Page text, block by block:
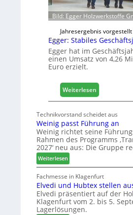
f
f
n
e
t
L
o
s
t
k
b
e
r
h
Bild: Egger Holzwerkstoffe
Jahresergebnis vorgestellt
Egger: Stabiles
Egger hat im
einen Umsatz von 4,26
Euro erzielt.
Weiterlesen
E
g
e
r
a
b
Technikvorstand scheidet aus
Weinig passt Führung an
Weinig richtet seine
Rahmen des Programms
2027‘ neu aus: Die Gruppe
Weiterlesen:
W
e
i
n
i
g
Fachmesse in Klagenfurt
Elvedi und Hubtex stellen
Elvedi präsentiert auf der
Klagenfurt vom 2. bis 5.
Lagerlösungen.